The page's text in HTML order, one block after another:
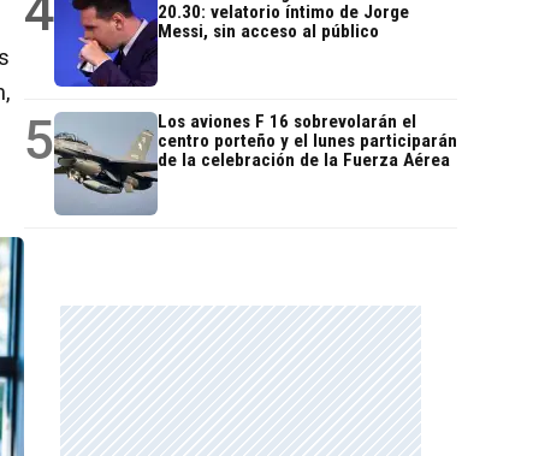
20.30: velatorio íntimo de Jorge
Messi, sin acceso al público
5
Los aviones F 16 sobrevolarán el
centro porteño y el lunes participarán
de la celebración de la Fuerza Aérea